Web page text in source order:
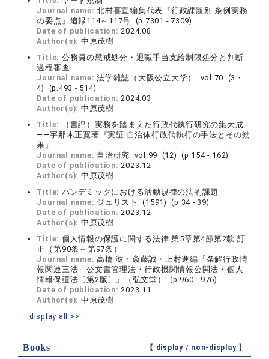
Journal name:北村喜宣編集代表『行政課題別 条例実務
の要点』追録114～117号 (p.7301 - 7309)
Date of publication:2024.08
Author(s): 中原茂樹
Title: 公務員の懲戒処分・退職手当支給制限処分と判断
過程審査
Journal name:法学雑誌（大阪公立大学） vol.70 (3・
4) (p.493 - 514)
Date of publication:2024.03
Author(s): 中原茂樹
Title:
（書評）実務を踏まえた行政代執行研究の集大成
――宇那木正寛著『実証 自治体行政代執行の手法とその効
果』
Journal name: 自治研究 vol.99 (12) (p.154 - 162)
Date of publication:2023.12
Author(s): 中原茂樹
Title: パンデミックにおける活動規律の法的課題
Journal name: ジュリスト (1591) (p.34 - 39)
Date of publication:2023.12
Author(s): 中原茂樹
Title: 個人情報の保護に関する法律 第5章第4節第2款 訂
正（第90条～第97条）
Journal name:高橋 滋・斎藤誠・上村進編『条解行政情
報関連三法－公文書管理法・行政機関情報公開法・個人
情報保護法〔第2版〕』（弘文堂） (p.960 - 976)
Date of publication:2023.11
Author(s): 中原茂樹
display all >>
Books 【 display / non-display】